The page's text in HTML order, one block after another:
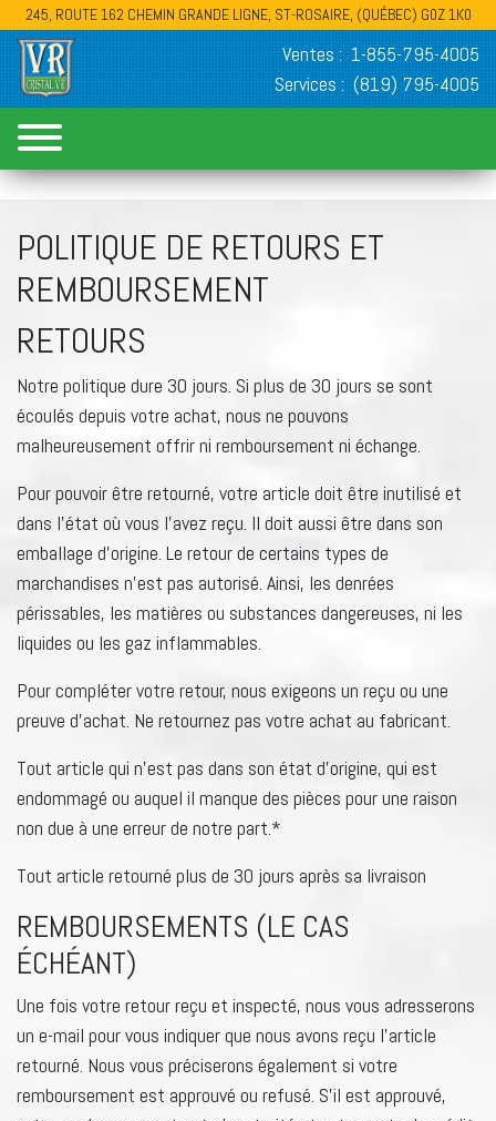
245, ROUTE 162 CHEMIN GRANDE LIGNE, ST-ROSAIRE, (QUÉBEC) G0Z 1K0
Ventes : 1-855-795-4005
Services : (819) 795-4005
POLITIQUE DE RETOURS ET
REMBOURSEMENT
RETOURS
Notre politique dure 30 jours. Si plus de 30 jours se sont
écoulés depuis votre achat, nous ne pouvons
malheureusement offrir ni remboursement ni échange.
Pour pouvoir être retourné, votre article doit être inutilisé et
dans l’état où vous l’avez reçu. Il doit aussi être dans son
emballage d’origine. Le retour de certains types de
marchandises n’est pas autorisé. Ainsi, les denrées
périssables, les matières ou substances dangereuses, ni les
liquides ou les gaz inflammables.
Pour compléter votre retour, nous exigeons un reçu ou une
preuve d’achat. Ne retournez pas votre achat au fabricant.
Tout article qui n’est pas dans son état d’origine, qui est
endommagé ou auquel il manque des pièces pour une raison
non due à une erreur de notre part.*
Tout article retourné plus de 30 jours après sa livraison
REMBOURSEMENTS (LE CAS
ÉCHÉANT)
Une fois votre retour reçu et inspecté, nous vous adresserons
un e-mail pour vous indiquer que nous avons reçu l’article
retourné. Nous vous préciserons également si votre
remboursement est approuvé ou refusé. S’il est approuvé,